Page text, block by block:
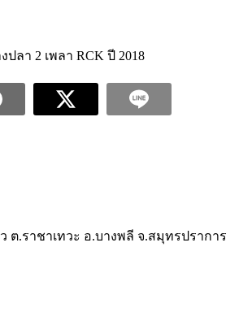
ปลา 2 เพลา RCK ปี 2018
ต.ราชาเทวะ อ.บางพลี จ.สมุทรปราการ